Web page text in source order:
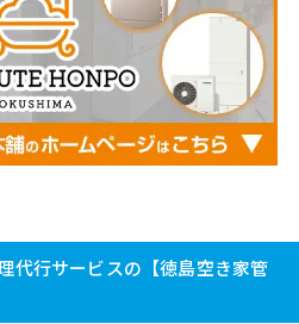
代行サービスの【徳島空き家管